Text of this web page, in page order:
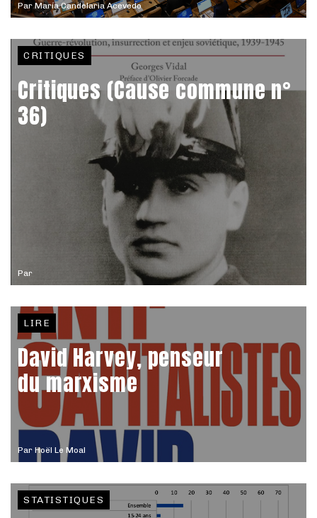
ParMaría Candelaria Acevedo
Par
CRITIQUES
Critiques (Cause commune n°
36)
Par Hoël Le Moal
LIRE
David Harvey, penseur
du marxisme
STATISTIQUES